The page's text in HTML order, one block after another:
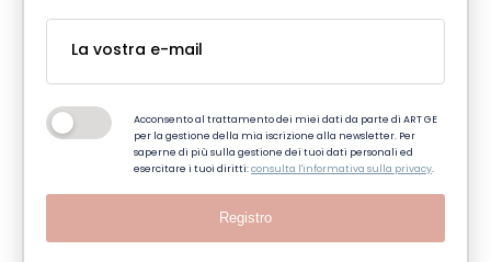
Acconsento al trattamento dei miei dati da parte di ART GE
per la gestione della mia iscrizione alla newsletter. Per
saperne di più sulla gestione dei tuoi dati personali ed
esercitare i tuoi diritti:consulta l'informativa sulla privacy.
Registro